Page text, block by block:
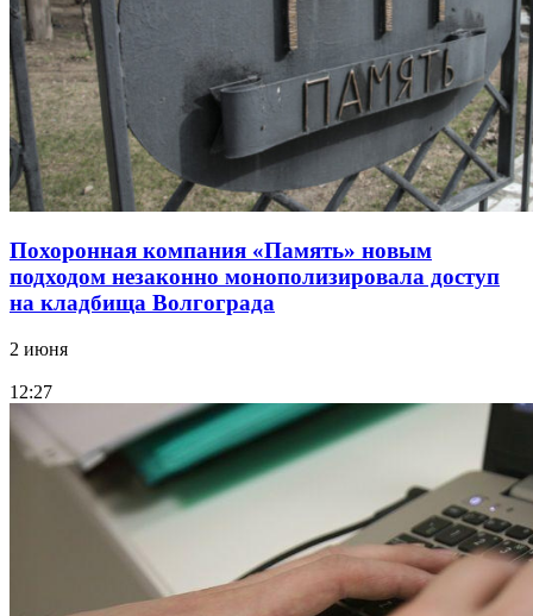
Похоронная компания «Память» новым
подходом незаконно монополизировала доступ
на кладбища Волгограда
2 июня
12:27